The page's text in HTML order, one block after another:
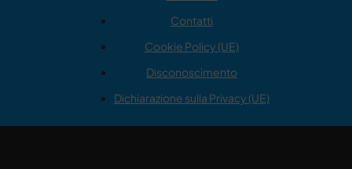
Contatti
Cookie Policy (UE)
Disconoscimento
Dichiarazione sulla Privacy (UE)